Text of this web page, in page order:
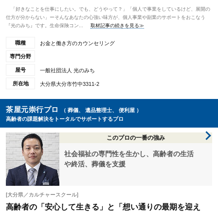
「好きなことを仕事にしたい。でも、どうやって？」「個人で事業をしているけど、展開の
仕方が分からない」ーそんなあなたの心強い味方が、個人事業や副業のサポートをおこなう
『光のみち』です。生命保険コン...
取材記事の続きを見る≫
職種 お金と働き方のカウンセリング
専門分野
屋号 一般社団法人 光のみち
所在地 大分県大分市竹中3311-2
茶屋元崇行プロ
（ 葬儀、 遺品整理士、 便利屋 ）
高齢者の課題解決をトータルでサポートするプロ
このプロの一番の強み
社会福祉の専門性を生かし、高齢者の生活
や終活、葬儀を支援
[大分県／カルチャースクール]
高齢者の「安心して生きる」と「想い通りの最期を迎え